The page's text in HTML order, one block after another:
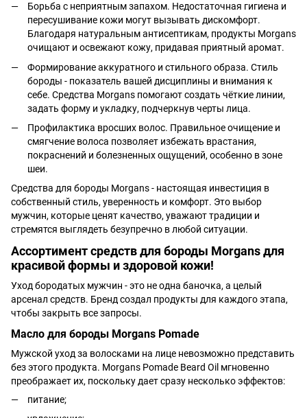
Борьба с неприятным запахом. Недостаточная гигиена и
пересушивание кожи могут вызывать дискомфорт.
Благодаря натуральным антисептикам, продукты Morgans
очищают и освежают кожу, придавая приятный аромат.
Формирование аккуратного и стильного образа. Стиль
бороды - показатель вашей дисциплины и внимания к
себе. Средства Morgans помогают создать чёткие линии,
задать форму и укладку, подчеркнув черты лица.
Профилактика вросших волос. Правильное очищение и
смягчение волоса позволяет избежать врастания,
покраснений и болезненных ощущений, особенно в зоне
шеи.
Средства для бороды Morgans - настоящая инвестиция в
собственный стиль, уверенность и комфорт. Это выбор
мужчин, которые ценят качество, уважают традиции и
стремятся выглядеть безупречно в любой ситуации.
Ассортимент средств для бороды Morgans для
красивой формы и здоровой кожи!
Уход бородатых мужчин - это не одна баночка, а целый
арсенал средств. Бренд создал продукты для каждого этапа,
чтобы закрыть все запросы.
Масло для бороды Morgans Pomade
Мужской уход за волосками на лице невозможно представить
без этого продукта. Morgans Pomade Beard Oil мгновенно
преображает их, поскольку дает сразу несколько эффектов:
питание;